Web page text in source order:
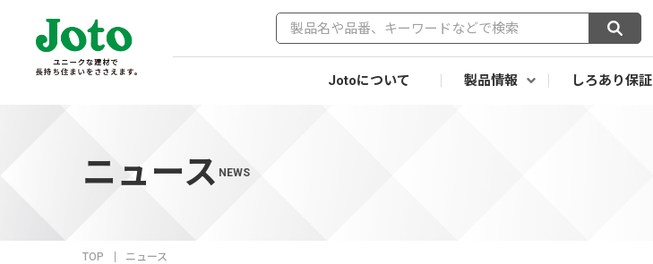
Jotoについて 製品情報 しろあり保証
ニュース NEWS
TOP ニュース